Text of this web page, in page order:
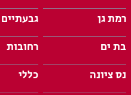
רמת גן
גבעתיים
בת ים
רחובות
נס ציונה
כללי